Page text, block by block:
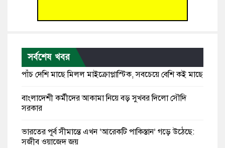
সর্বশেষ খবর
পাঁচ দেশি মাছে মিলল মাইক্রোপ্লাস্টিক, সবচেয়ে বেশি কই মাছে
বাংলাদেশী কর্মীদের আকামা নিয়ে বড় সুখবর দিলো সৌদি
সরকার
ভারতের পূর্ব সীমান্তে এখন ‘আরেকটি পাকিস্তান’ গড়ে উঠেছে:
সজীব ওয়াজেদ জয়